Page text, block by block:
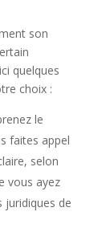
son
quelques
choix :
le
faites appel
selon
vous ayez
juridiques de